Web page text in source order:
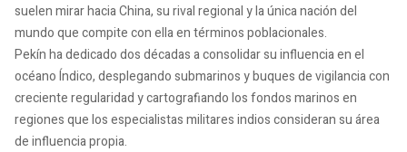
suelen mirar hacia China, su rival regional y la única nación del
mundo que compite con ella en términos poblacionales.
Pekín ha dedicado dos décadas a consolidar su influencia en el
océano Índico, desplegando submarinos y buques de vigilancia con
creciente regularidad y cartografiando los fondos marinos en
regiones que los especialistas militares indios consideran su área
de influencia propia.